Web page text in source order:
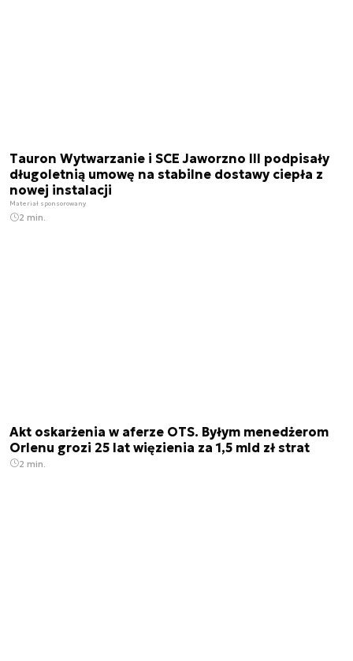
Tauron Wytwarzanie i SCE Jaworzno III podpisały
długoletnią umowę na stabilne dostawy ciepła z
nowej instalacji
Materiał sponsorowany
2 min.
Akt oskarżenia w aferze OTS. Byłym menedżerom
Orlenu grozi 25 lat więzienia za 1,5 mld zł strat
2 min.